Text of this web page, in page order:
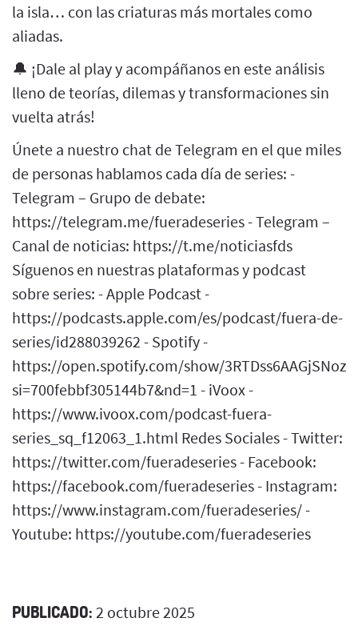
la isla… con las criaturas más mortales como
aliadas.
🔔 ¡Dale al play y acompáñanos en este análisis
lleno de teorías, dilemas y transformaciones sin
vuelta atrás!
Únete a nuestro chat de Telegram en el que miles
de personas hablamos cada día de series: -
Telegram – Grupo de debate:
https://telegram.me/fueradeseries - Telegram –
Canal de noticias: https://t.me/noticiasfds
Síguenos en nuestras plataformas y podcast
sobre series: - Apple Podcast -
https://podcasts.apple.com/es/podcast/fuera-de-
series/id288039262 - Spotify -
https://open.spotify.com/show/
si=700febbf305144b7&nd=1 - iVoox -
https://www.ivoox.com/podcast-fuera-
series_sq_f12063_1.html Redes Sociales - Twitter:
https://twitter.com/fueradeseries - Facebook:
https://facebook.com/fueradeseries - Instagram:
https://www.instagram.com/fueradeseries/ -
Youtube: https://youtube.com/fueradeseries
PUBLICADO: 2 octubre 2025